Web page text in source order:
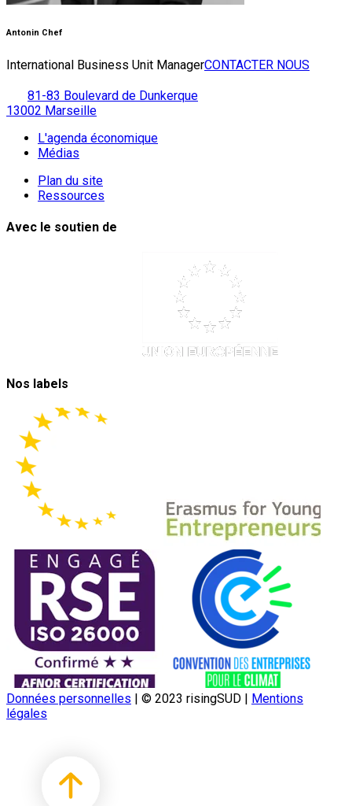
Antonin Chef
International Business Unit ManagerCONTACTER NOUS
81-83 Boulevard de Dunkerque
13002 Marseille
L'agenda économique
Médias
Plan du site
Ressources
Avec le soutien de
Nos labels
Données personnelles | © 2023 risingSUD | Mentions
légales